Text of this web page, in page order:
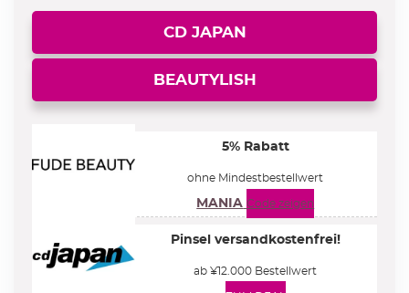
CD JAPAN
BEAUTYLISH
5% Rabatt
ohne Mindestbestellwert
MANIA Code zeigen
Pinsel versandkostenfrei!
ab ¥12.000 Bestellwert